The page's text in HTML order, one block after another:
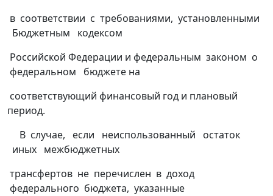
в соответствии с требованиями, установленными
Бюджетным кодексом
Российской Федерации и федеральным законом о
федеральном бюджете на
соответствующий финансовый год и плановый
период.
В случае, если неиспользованный остаток
иных межбюджетных
трансфертов не перечислен в доход
федерального бюджета, указанные